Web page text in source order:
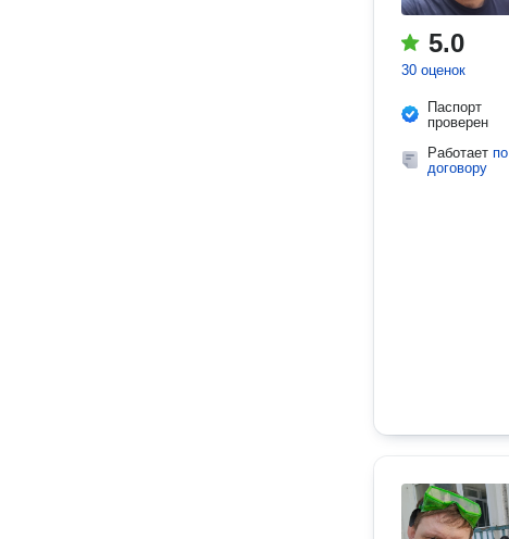
5.0
30 оценок
Паспорт
проверен
Работает по
договору